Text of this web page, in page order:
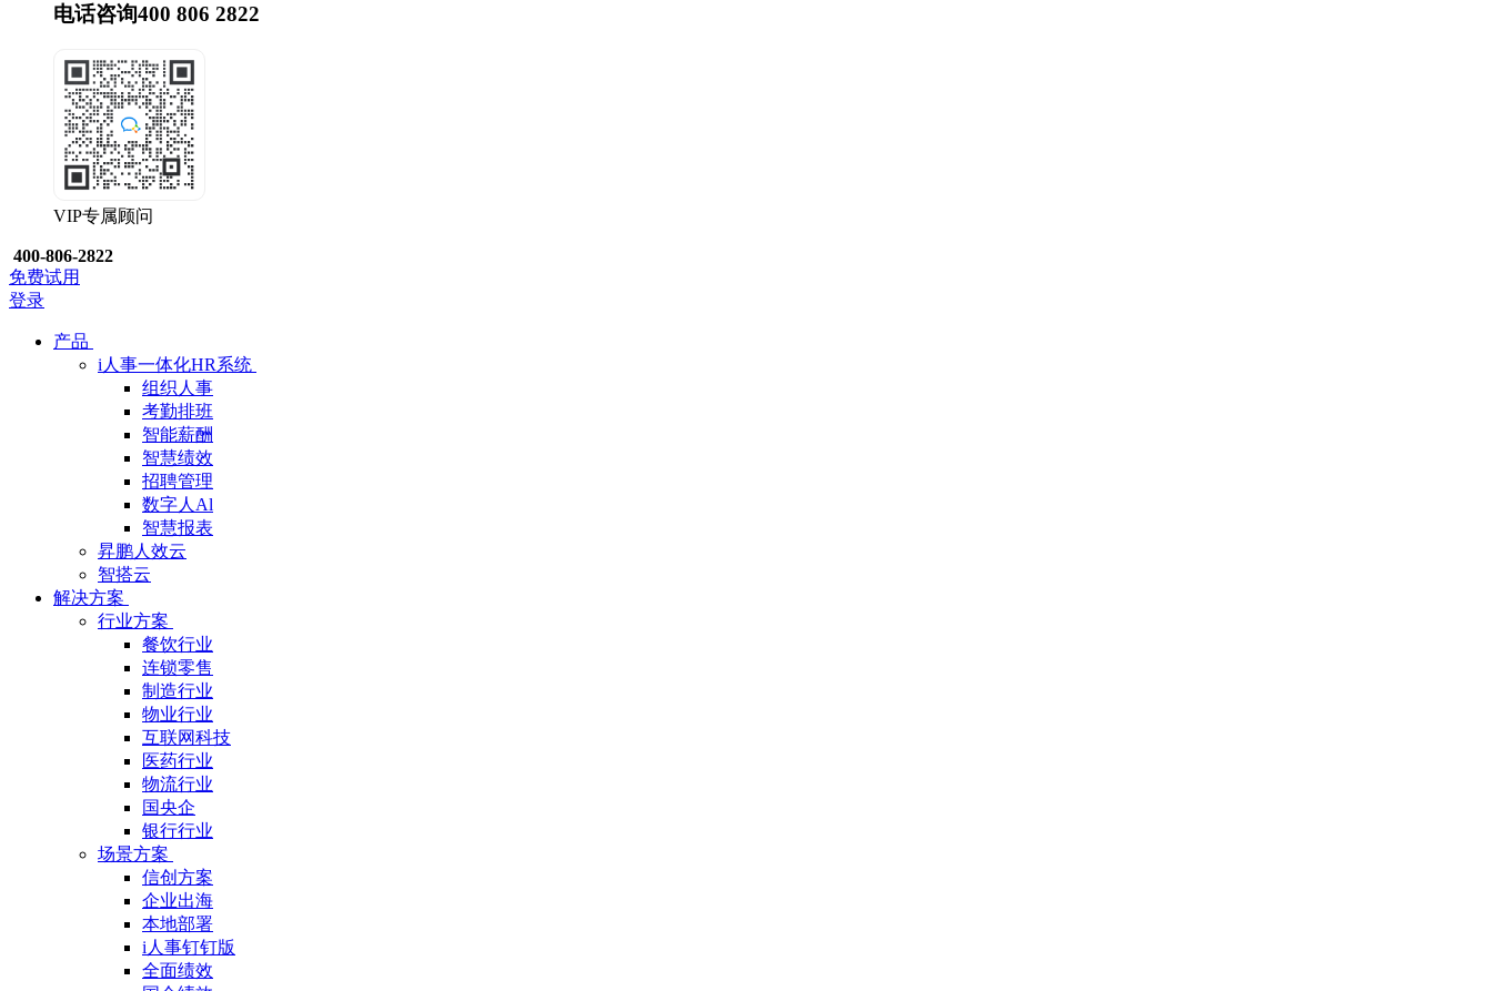
电话咨询400 806 2822
VIP专属顾问
400-806-2822
免费试用
登录
产品
i人事一体化HR系统
组织人事
考勤排班
智能薪酬
智慧绩效
招聘管理
数字人Al
智慧报表
昇鹏人效云
智搭云
解决方案
行业方案
餐饮行业
连锁零售
制造行业
物业行业
互联网科技
医药行业
物流行业
国央企
银行行业
场景方案
信创方案
企业出海
本地部署
i人事钉钉版
全面绩效